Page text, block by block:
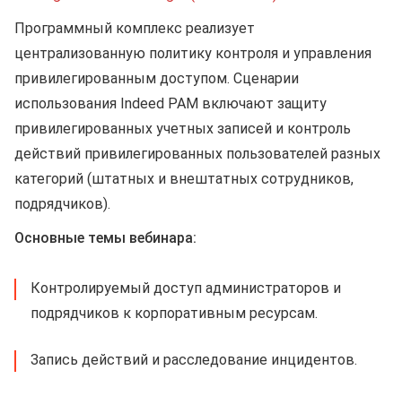
Программный комплекс реализует
централизованную политику контроля и управления
привилегированным доступом. Сценарии
использования Indeed PAM включают защиту
привилегированных учетных записей и контроль
действий привилегированных пользователей разных
категорий (штатных и внештатных сотрудников,
подрядчиков).
Основные темы вебинара:
Контролируемый доступ администраторов и
подрядчиков к корпоративным ресурсам.
Запись действий и расследование инцидентов.